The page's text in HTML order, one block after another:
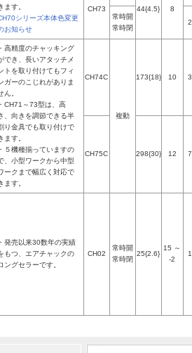
ます。
シリーズ本体色変更
お知らせ
CH73 44{4.5} 8
常時開
常時閉
・高精度のチャッキング
でき、長いアタッチメ
トを取り付けてもフィ
ガーのこじれがありま
ん。
・CH71～73型は、高
、向きを調節できる半
り金具でも取り付けで
ます。
・５機種揃っていますの
、小型ワークから中型
ークまで幅広く対応で
ます。
CH74C
複動
173{18} 10
CH75C 298{30} 12
・発売以来30数年の実績
もつ、エアチャックの
ングセラーです。
CH02
常時開
常時閉
25{2.6}
15 ～
-2